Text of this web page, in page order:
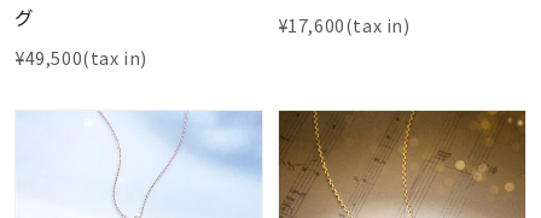
グ
¥49,500(tax in)
¥17,600(tax in)